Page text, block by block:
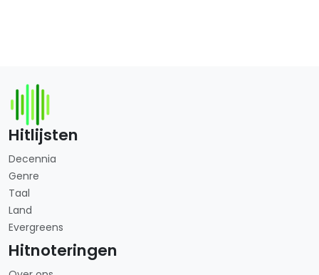
Hitlijsten
Decennia
Genre
Taal
Land
Evergreens
Hitnoteringen